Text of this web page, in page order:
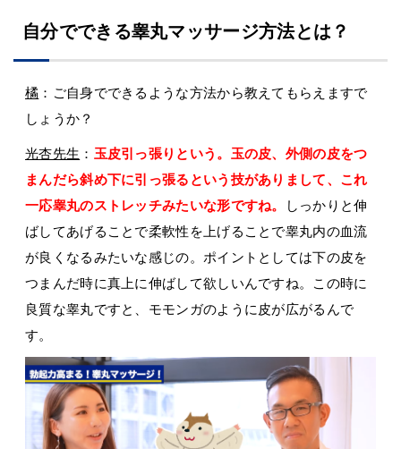
自分でできる睾丸マッサージ方法とは？
橘 ：ご自身でできるような方法から教えてもらえますで
しょうか？
光杏先生 ： 玉皮引っ張りという。玉の皮、外側の皮をつ
まんだら斜め下に引っ張るという技がありまして、これ
一応睾丸のストレッチみたいな形ですね。
しっかりと伸
ばしてあげることで柔軟性を上げることで睾丸内の血流
が良くなるみたいな感じの。ポイントとしては下の皮を
つまんだ時に真上に伸ばして欲しいんですね。この時に
良質な睾丸ですと、モモンガのように皮が広がるんで
す。